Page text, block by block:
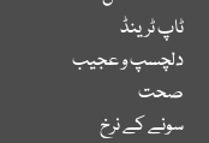
ٹاپ ٹرینڈ
دلچسپ و عجیب
صحت
سونے کے نرخ